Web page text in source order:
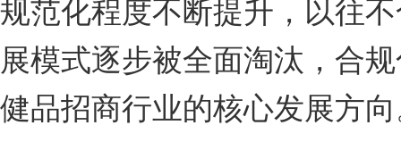
规范化程度不断提升，以往
展模式逐步被全面淘汰，合
健品招商行业的核心发展方